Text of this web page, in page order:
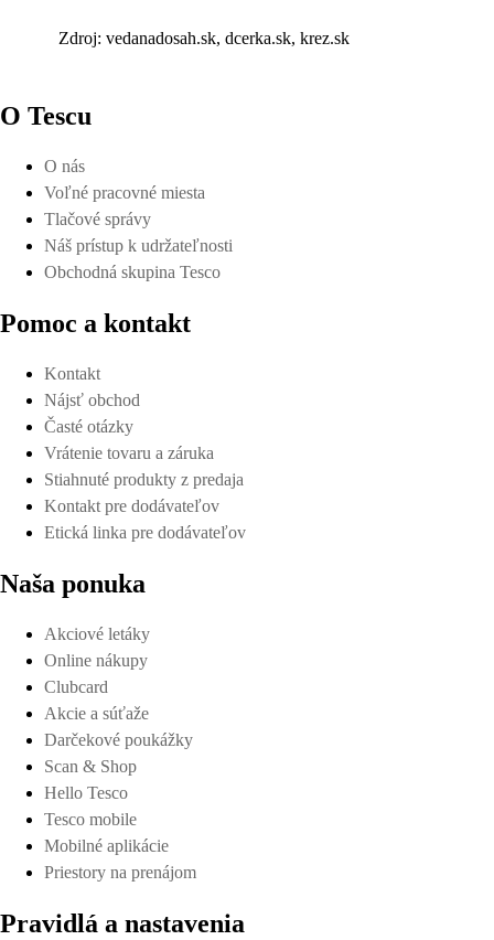
Zdroj: vedanadosah.sk, dcerka.sk, krez.sk
O Tescu
O nás
Voľné pracovné miesta
Tlačové správy
Náš prístup k udržateľnosti
Obchodná skupina Tesco
Pomoc a kontakt
Kontakt
Nájsť obchod
Časté otázky
Vrátenie tovaru a záruka
Stiahnuté produkty z predaja
Kontakt pre dodávateľov
Etická linka pre dodávateľov
Naša ponuka
Akciové letáky
Online nákupy
Clubcard
Akcie a súťaže
Darčekové poukážky
Scan & Shop
Hello Tesco
Tesco mobile
Mobilné aplikácie
Priestory na prenájom
Pravidlá a nastavenia